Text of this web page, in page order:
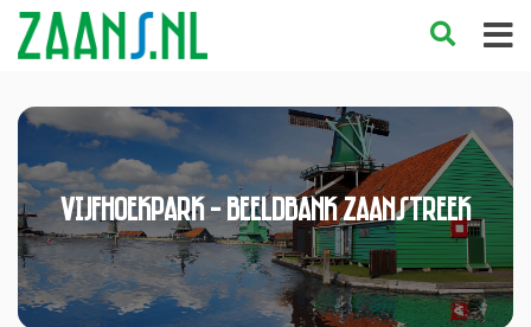
Vijfhoekpark - Beeldbank Zaanstreek